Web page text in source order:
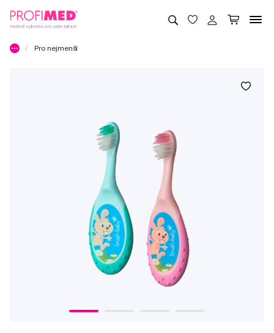
Pro nejmenší